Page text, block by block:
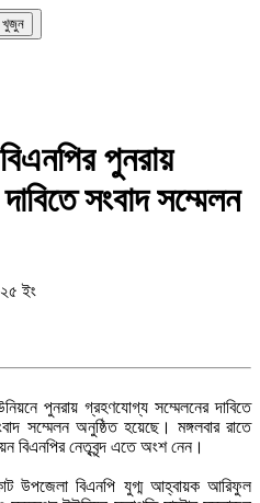
পুনরায়
সংবাদ সম্মেলন
ইং
পুনরায় গ্রহণযোগ্য সম্মেলনের দাবিতে
সম্মেলন অনুষ্ঠিত হয়েছে। মঙ্গলবার রাতে
বিএনপির নেতৃবৃন্দ এতে অংশ নেন।
উপজেলা বিএনপি যুগ্ম আহ্বায়ক আরিফুল